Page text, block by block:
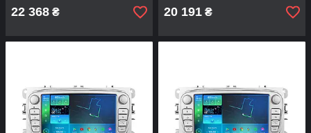
22 368 ₴ 20 191 ₴